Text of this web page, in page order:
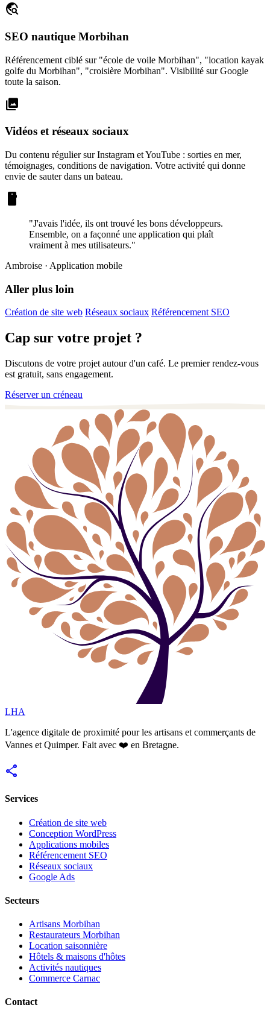
travel_explore
SEO nautique Morbihan
Référencement ciblé sur "école de voile Morbihan", "location kayak
golfe du Morbihan", "croisière Morbihan". Visibilité sur Google
toute la saison.
photo_library
Vidéos et réseaux sociaux
Du contenu régulier sur Instagram et YouTube : sorties en mer,
témoignages, conditions de navigation. Votre activité qui donne
envie de sauter dans un bateau.
smartphone
"J'avais l'idée, ils ont trouvé les bons développeurs.
Ensemble, on a façonné une application qui plaît
vraiment à mes utilisateurs."
Ambroise · Application mobile
Aller plus loin
Création de site web Réseaux sociaux Référencement SEO
Cap sur votre projet ?
Discutons de votre projet autour d'un café. Le premier rendez-vous
est gratuit, sans engagement.
Réserver un créneau
LHA
L'agence digitale de proximité pour les artisans et commerçants de
Vannes et Quimper. Fait avec ❤️ en Bretagne.
share
Services
Création de site web
Conception WordPress
Applications mobiles
Référencement SEO
Réseaux sociaux
Google Ads
Secteurs
Artisans Morbihan
Restaurateurs Morbihan
Location saisonnière
Hôtels & maisons d'hôtes
Activités nautiques
Commerce Carnac
Contact